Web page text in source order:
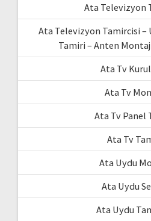
Ata Televizyon
Ata Televizyon Tamircisi –
Tamiri – Anten
Ata Tv
Ata Tv
Ata Tv Panel
Ata Tv
Ata Uydu
Ata Uydu
Ata Uydu